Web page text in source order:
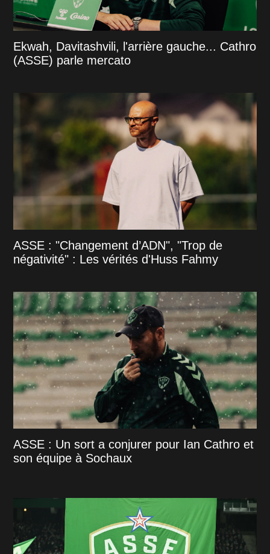
Ekwah, Davitashvili, l'arrière gauche... Cathro
(ASSE) parle mercato
ASSE : "Changement d’ADN", "Trop de
négativité" : Les vérités d'Huss Fahmy
ASSE : Un sort a conjurer pour Ian Cathro et
son équipe à Sochaux